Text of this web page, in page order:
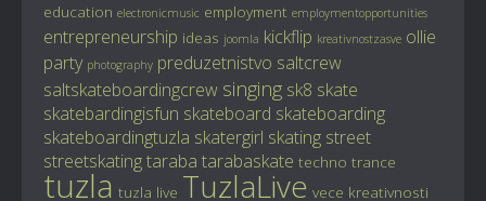
education electronicmusic employment employmentopportunities
entrepreneurship ideas joomla kickflip kreativnostzasve ollie
party photography preduzetnistvo saltcrew
saltskateboardingcrew singing sk8 skate
skatebardingisfun skateboard skateboarding
skateboardingtuzla skatergirl skating street
streetskatingtaraba tarabaskate techno trance
tuzla tuzla live TuzlaLive vece kreativnosti